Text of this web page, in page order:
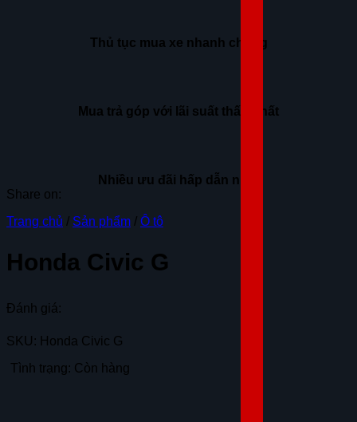
Thủ tục mua xe nhanh chóng
Mua trả góp với lãi suất thấp nhất
Nhiều ưu đãi hấp dẫn nhất
Share on:
Trang chủ / Sản phẩm / Ô tô
Honda Civic G
Đánh giá:
SKU: Honda Civic G
Tình trạng: Còn hàng